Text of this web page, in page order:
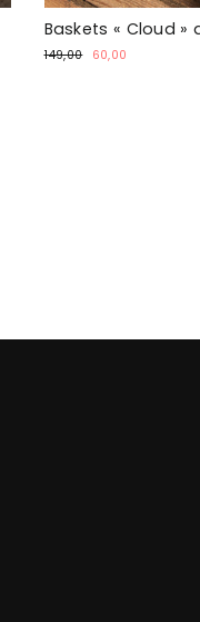
Baskets « Cloud »
Prix
149,00
Prix
60,00